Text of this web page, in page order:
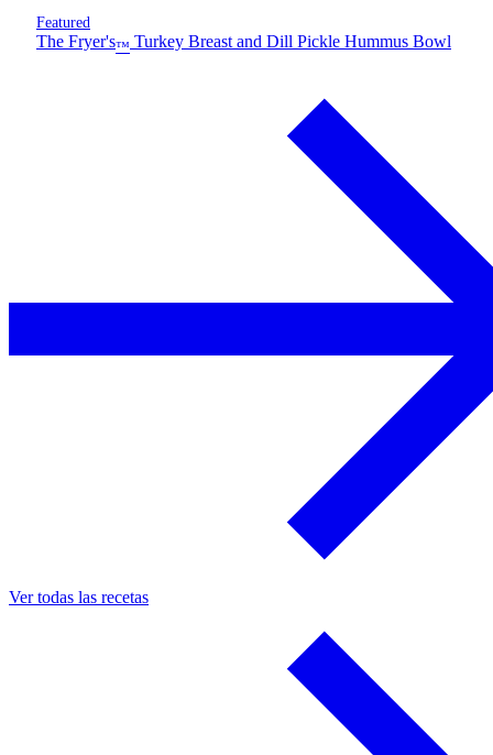
Featured
The Fryer's™ Turkey Breast and Dill Pickle Hummus Bowl
Ver todas las recetas